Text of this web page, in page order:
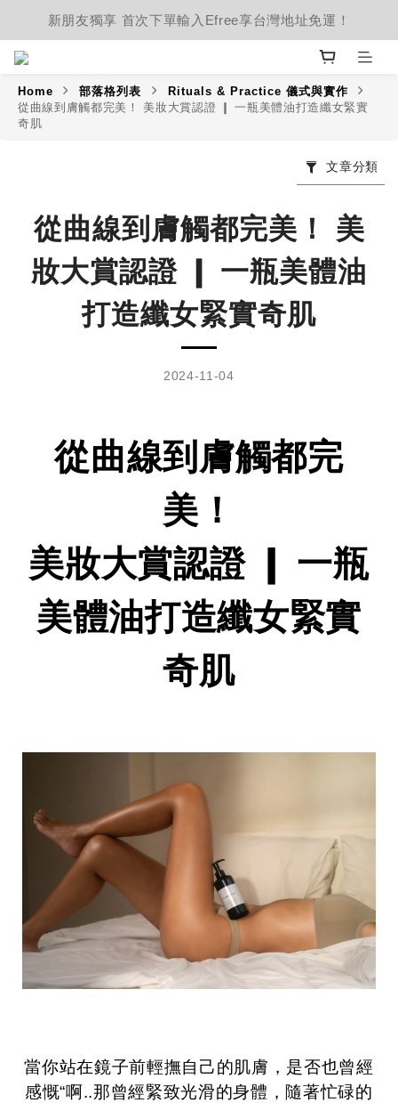
新朋友獨享 首次下單輸入Efree享台灣地址免運！
Home 部落格列表
Rituals & Practice 儀式與實作
從曲線到膚觸都完美！ 美妝大賞認證 ❙ 一瓶美體油打造纖女緊實
奇肌
文章分類
從曲線到膚觸都完美！ 美
妝大賞認證 ❙ 一瓶美體油
打造纖女緊實奇肌
2024-11-04
從曲線到膚觸都完
美！
美妝大賞認證 ❙ 一瓶
美體油打造纖女緊實
奇肌
當你站在鏡子前輕撫自己的肌膚，是否也曾經
感慨“啊..那曾經緊致光滑的身體，隨著忙碌的